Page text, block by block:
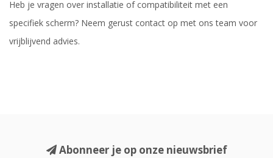
Heb je vragen over installatie of compatibiliteit met een
specifiek scherm? Neem gerust contact op met ons team voor
vrijblijvend advies.
Abonneer je op onze nieuwsbrief